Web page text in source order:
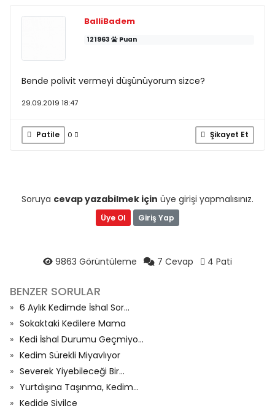
BalliBadem
121963 Puan
Bende polivit vermeyi düşünüyorum sizce?
29.09.2019 18:47
Patile 0 Şikayet Et
Soruya cevap yazabilmek için üye girişi yapmalısınız.
Üye Ol Giriş Yap
9863 Görüntüleme 7 Cevap 4 Pati
BENZER SORULAR
6 Aylık Kedimde İshal Sor...
Sokaktaki Kedilere Mama
Kedi İshal Durumu Geçmiyo...
Kedim Sürekli Miyavlıyor
Severek Yiyebileceği Bir...
Yurtdışına Taşınma, Kedim...
Kedide Sivilce